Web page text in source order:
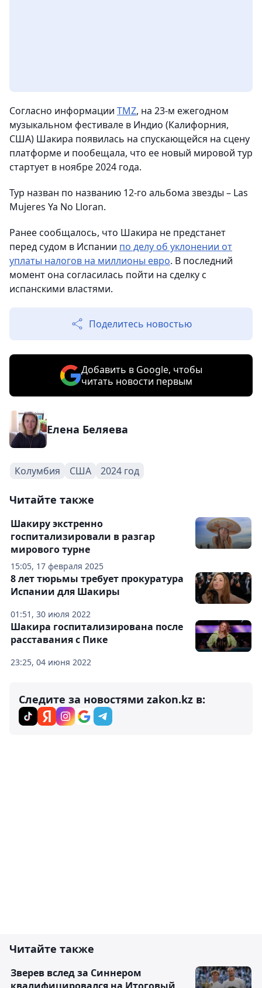
Согласно информации TMZ, на 23-м ежегодном
музыкальном фестивале в Индио (Калифорния,
США) Шакира появилась на спускающейся на сцену
платформе и пообещала, что ее новый мировой тур
стартует в ноябре 2024 года.
Тур назван по названию 12-го альбома звезды – Las
Mujeres Ya No Lloran.
Ранее сообщалось, что Шакира не предстанет
перед судом в Испании по делу об уклонении от
уплаты налогов на миллионы евро. В последний
момент она согласилась пойти на сделку с
испанскими властями.
Поделитесь новостью
Добавить в Google, чтобы
читать новости первым
Елена Беляева
Колумбия США 2024 год
Читайте также
15:05, 17 февраля 2025
Шакиру экстренно
госпитализировали в разгар
мирового турне
01:51, 30 июля 2022
8 лет тюрьмы требует прокуратура
Испании для Шакиры
23:25, 04 июня 2022
Шакира госпитализирована после
расставания с Пике
Следите за новостями zakon.kz в:
Читайте также
Зверев вслед за Синнером